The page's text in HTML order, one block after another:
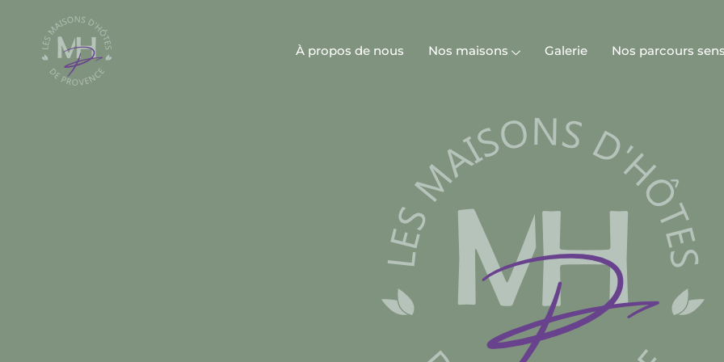
À propos de nous Nos maisons Galerie Nos parcours